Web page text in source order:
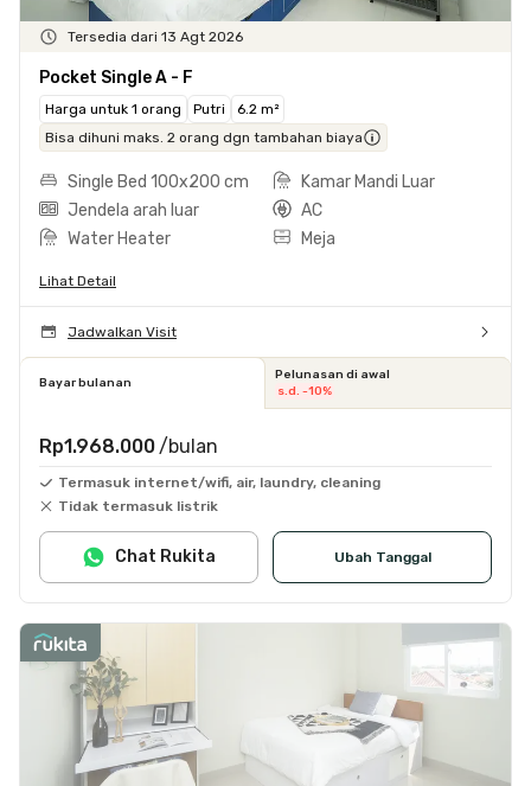
Tersedia dari 13 Agt 2026
Pocket Single A - F
Harga untuk 1 orang Putri
6.2 m²
Bisa dihuni maks. 2 orang dgn tambahan biaya
Single Bed 100x200 cm
Kamar Mandi Luar
Jendela arah luar
AC
Water Heater
Meja
Lihat Detail
Jadwalkan Visit
Bayar bulanan
Pelunasan di awal
s.d. -10%
Rp1.968.000 /bulan
Termasuk internet/wifi, air, laundry, cleaning
Tidak termasuk listrik
Ubah Tanggal
Chat Rukita